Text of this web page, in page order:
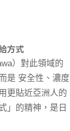
方式
）對此領域的
是 安全性、濃度
更貼近亞洲人的
」的精神，是日